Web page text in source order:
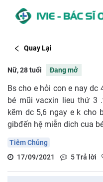
Quay Lại
Nữ, 28 tuổi Đang mở
Bs cho e hỏi con e nay
bé mũi vacxin lieu thứ 3
kẽm dc 5,6 ngay e k cho
gibđến hệ miễn dich cua
Tiêm Chủng
17/09/2021
5Trả lời